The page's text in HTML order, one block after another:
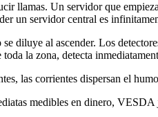
llamas. Un servidor que
un servidor central es
diluye al ascender. Los
la zona, detecta
las corrientes dispersan el
medibles en dinero,